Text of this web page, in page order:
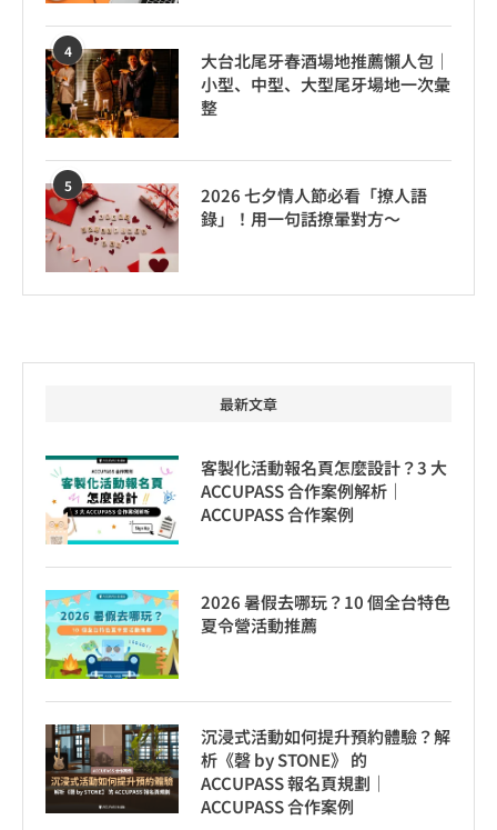
4
大台北尾牙春酒場地推薦懶人包｜
小型、中型、大型尾牙場地一次彙
整
5
2026 七夕情人節必看「撩人語
錄」！用一句話撩暈對方～
最新文章
客製化活動報名頁怎麼設計？3 大
ACCUPASS 合作案例解析｜
ACCUPASS 合作案例
2026 暑假去哪玩？10 個全台特色
夏令營活動推薦
沉浸式活動如何提升預約體驗？解
析《磬 by STONE》 的
ACCUPASS 報名頁規劃｜
ACCUPASS 合作案例